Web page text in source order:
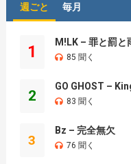
週ごと 毎月
1
M!LK – 罪と罰と
85 聞く
2
GO GHOST –
83 聞く
3
Bz – 完全無欠
76 聞く